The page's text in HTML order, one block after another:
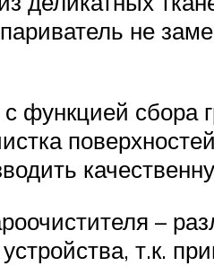
не
функцией сбора
–
т.к.